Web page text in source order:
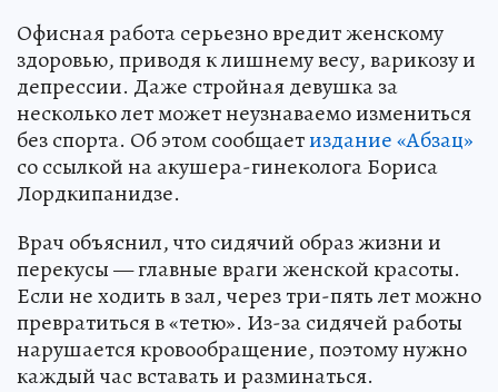
Офисная работа серьезно вредит женскому
здоровью, приводя к лишнему весу, варикозу и
депрессии. Даже стройная девушка за
несколько лет может неузнаваемо измениться
без спорта. Об этом сообщаетиздание «Абзац»
со ссылкой на акушера-гинеколога Бориса
Лордкипанидзе.
Врач объяснил, что сидячий образ жизни и
перекусы — главные враги женской красоты.
Если не ходить в зал, через три-пять лет можно
превратиться в «тетю». Из-за сидячей работы
нарушается кровообращение, поэтому нужно
каждый час вставать и разминаться.